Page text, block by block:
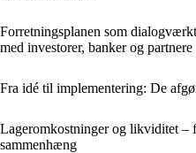
Forretningsplanen som
med investorer, banker og partnere
Fra idé til implementering: De
Lageromkostninger og likviditet –
sammenhæng